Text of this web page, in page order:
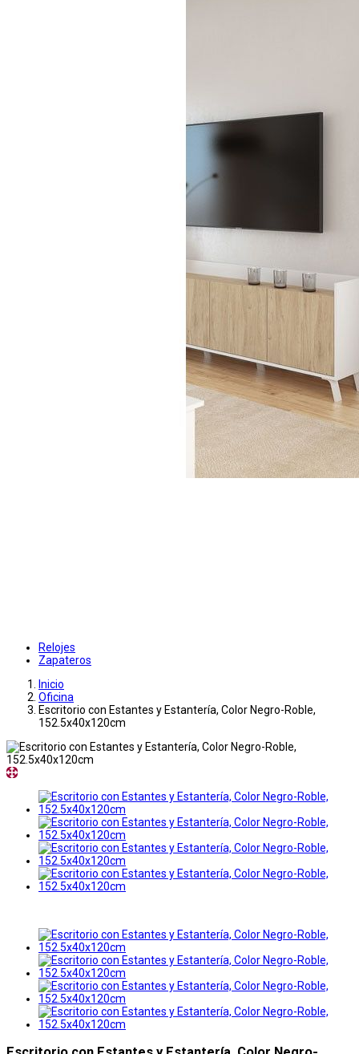
Relojes
Zapateros
Inicio
Oficina
Escritorio con Estantes y Estantería, Color Negro-Roble,
152.5x40x120cm